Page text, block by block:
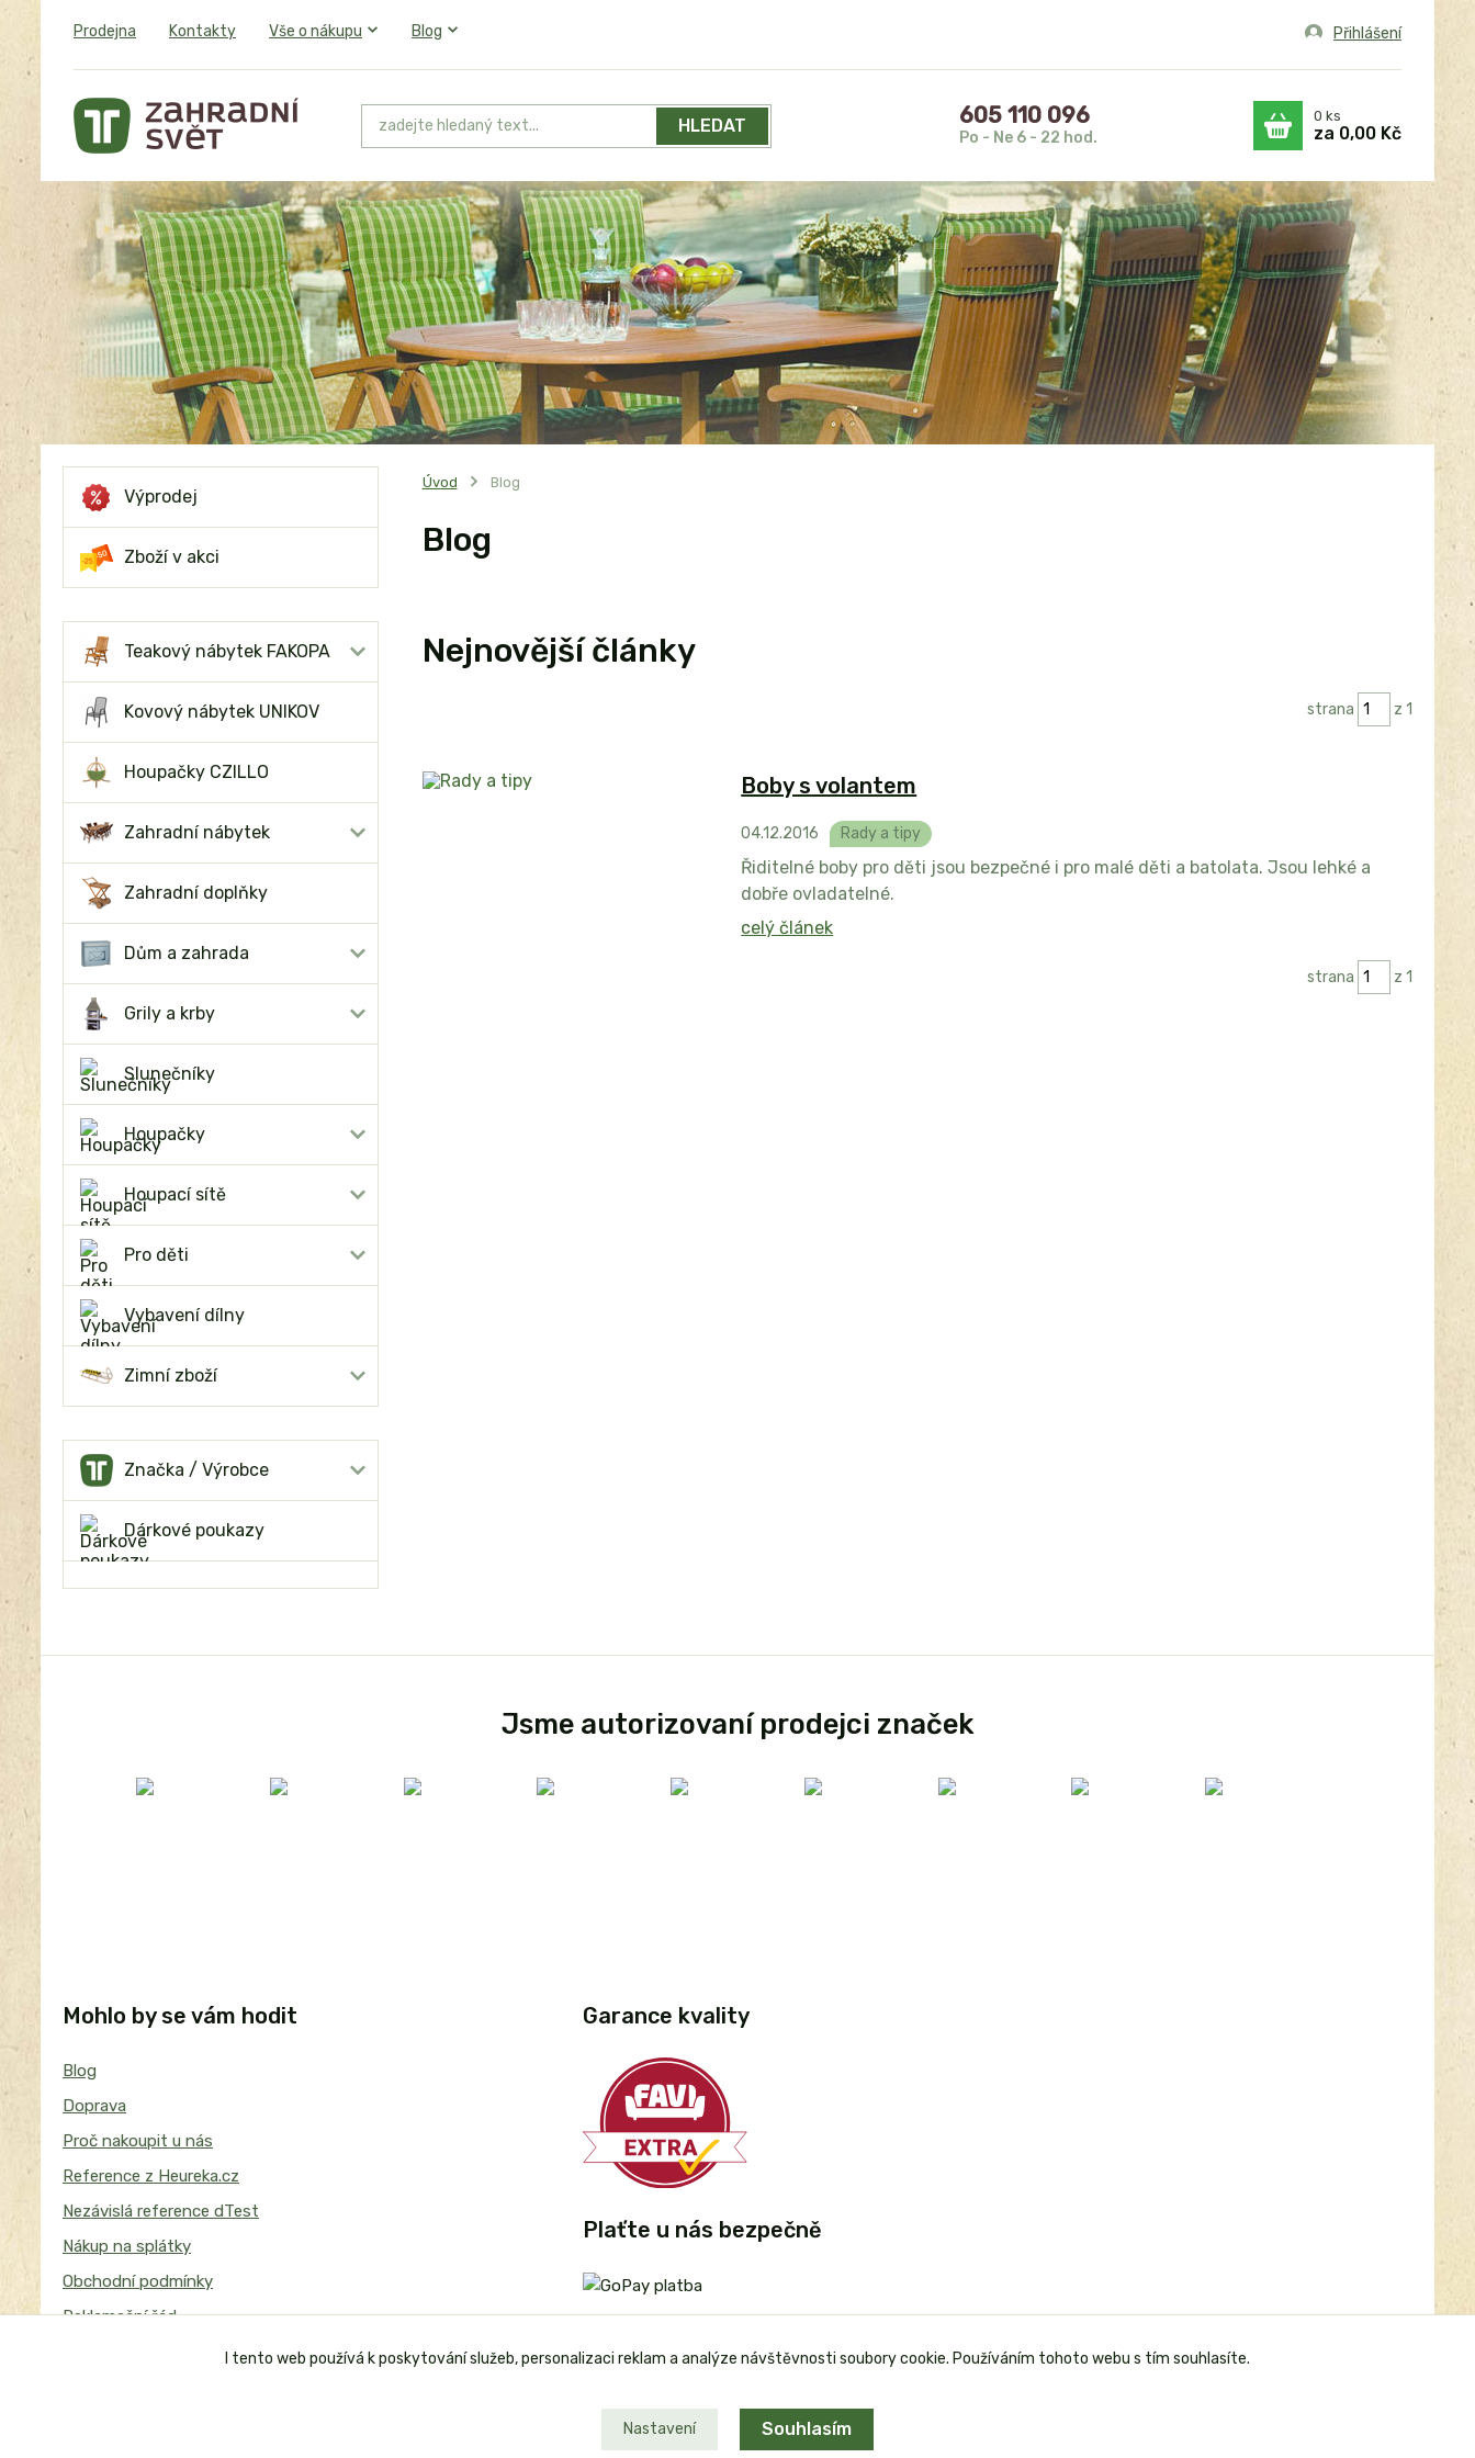
Prodejna Kontakty Vše o nákupu Blog Přihlášení
HLEDAT 605 110 096
Po - Ne 6 - 22 hod.
0 ks
za 0,00 Kč
Výprodej
Zboží v akci
Teakový nábytek FAKOPA
Kovový nábytek UNIKOV
Houpačky CZILLO
Zahradní nábytek
Zahradní doplňky
Dům a zahrada
Grily a krby
Slunečníky
Houpačky
Houpací sítě
Pro děti
Vybavení dílny
Zimní zboží
Značka / Výrobce
Dárkové poukazy
Úvod Blog
Blog
Nejnovější články
strana z 1
Boby s volantem
04.12.2016 Rady a tipy
Řiditelné boby pro děti jsou bezpečné i pro malé děti a batolata. Jsou lehké a
dobře ovladatelné.
celý článek
strana z 1
Jsme autorizovaní prodejci značek
Mohlo by se vám hodit
Blog
Doprava
Proč nakoupit u nás
Reference z Heureka.cz
Nezávislá reference dTest
Nákup na splátky
Obchodní podmínky
Reklamační řád
Garance kvality
Plaťte u nás bezpečně
I tento web používá k poskytování služeb, personalizaci reklam a analýze návštěvnosti soubory cookie. Používáním tohoto webu s tím souhlasíte.
Nastavení Souhlasím